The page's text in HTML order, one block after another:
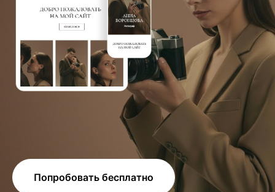
Попробовать бесплатно